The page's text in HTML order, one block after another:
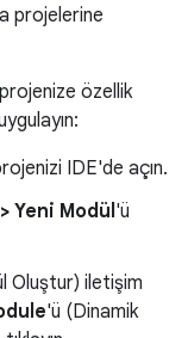
projelerine
özellik
IDE'de açın.
Yeni Modül'ü
Oluştur) iletişim
'ü (Dinamik